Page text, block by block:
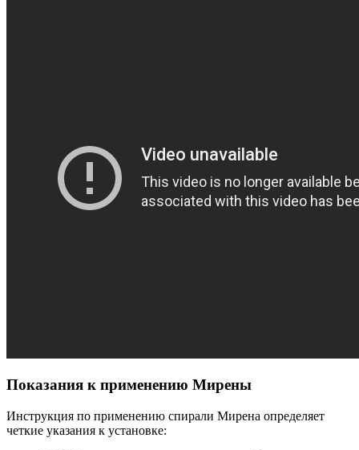
Показания к применению Мирены
Инструкция по применению спирали Мирена определяет
четкие указания к установке: